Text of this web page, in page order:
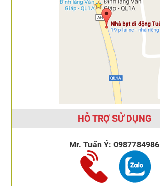
HỖ TRỢ SỬ DỤNG
Mr. Tuấn Ý:0987784986